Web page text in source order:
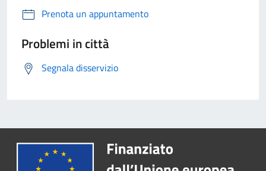
Prenota un appuntamento
Problemi in città
Segnala disservizio